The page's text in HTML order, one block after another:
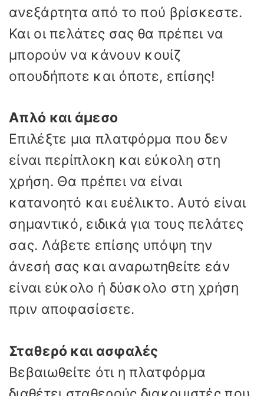
ανεξάρτητα από το πού βρίσκεστε.
Και οι πελάτες σας θα πρέπει να
μπορούν να κάνουν κουίζ
οπουδήποτε και όποτε, επίσης!
Απλό και άμεσο
Επιλέξτε μια πλατφόρμα που δεν
είναι περίπλοκη και εύκολη στη
χρήση. Θα πρέπει να είναι
κατανοητό και ευέλικτο. Αυτό είναι
σημαντικό, ειδικά για τους πελάτες
σας. Λάβετε επίσης υπόψη την
άνεσή σας και αναρωτηθείτε εάν
είναι εύκολο ή δύσκολο στη χρήση
πριν αποφασίσετε.
Σταθερό και ασφαλές
Βεβαιωθείτε ότι η πλατφόρμα